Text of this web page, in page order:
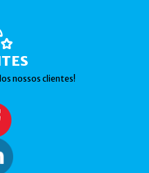
nossos clientes!